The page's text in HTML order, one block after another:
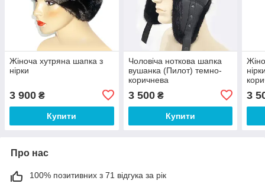
Жіноча хутряна шапка з
нірки
3 900 ₴
Купити
Чоловіча ноткова шапка
вушанка (Пилот) темно-
коричнева
3 500₴
Купити
3
Про нас
100% позитивних з 71 відгука за рік